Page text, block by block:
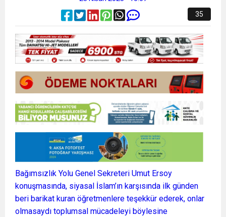
35
Bağımsızlık Yolu Genel Sekreteri Umut Ersoy
konuşmasında, siyasal İslam’ın karşısında ilk günden
beri barikat kuran öğretmenlere teşekkür ederek, onlar
olmasaydı toplumsal mücadeleyi böylesine